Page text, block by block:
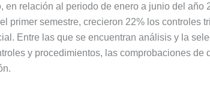
en relación al periodo de enero a junio del año
primer semestre, crecieron 22% los controles
Entre las que se encuentran análisis y la
y procedimientos, las comprobaciones de